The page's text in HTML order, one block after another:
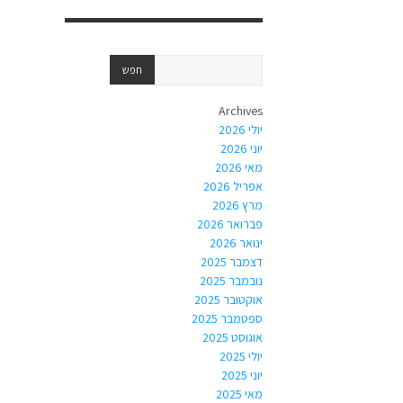
Archives
יולי 2026
יוני 2026
מאי 2026
אפריל 2026
מרץ 2026
פברואר 2026
ינואר 2026
דצמבר 2025
נובמבר 2025
אוקטובר 2025
ספטמבר 2025
אוגוסט 2025
יולי 2025
יוני 2025
מאי 2025